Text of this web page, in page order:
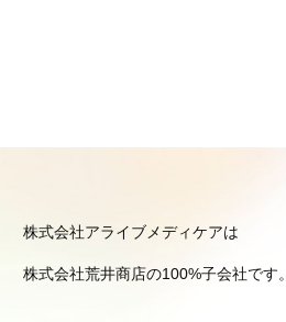
株式会社アライブメディケアは
株式会社荒井商店の100%子会社です。